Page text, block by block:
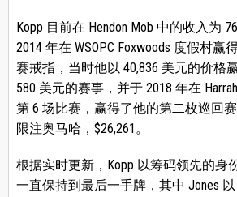
Kopp 目前在 Hendon Mob 中的收入为
2014 年在 WSOPC Foxwoods 度假村赢
赛戒指，当时他以 40,836 美元的价格
580 美元的赛事，并于 2018 年在
第 6 场比赛，赢得了他的第二枚巡回
限注奥马哈，$26,261。
根据实时更新，Kopp 以筹码领先的身
一直保持到最后一手牌，其中 Jones